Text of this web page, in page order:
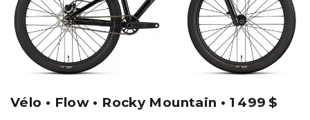
Vélo • Flow • Rocky Mountain • 1 499 $